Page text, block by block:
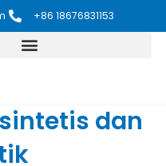
+86 18676831153
dan